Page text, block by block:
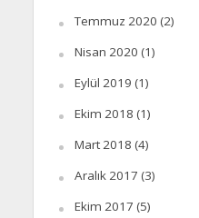
Temmuz 2020 (2)
Nisan 2020 (1)
Eylül 2019 (1)
Ekim 2018 (1)
Mart 2018 (4)
Aralık 2017 (3)
Ekim 2017 (5)